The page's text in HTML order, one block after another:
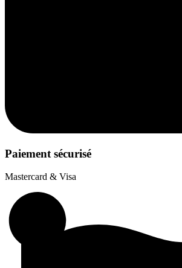
Paiement sécurisé
Mastercard & Visa